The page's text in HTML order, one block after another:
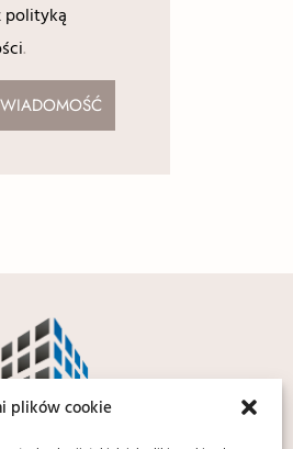
plików cookie
polityką
.